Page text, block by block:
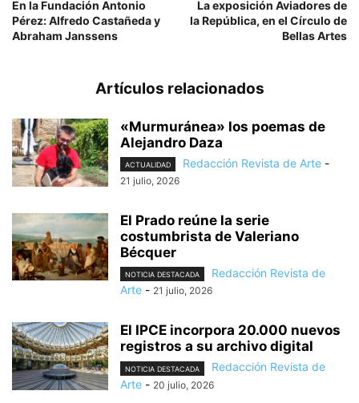
En la Fundación Antonio
Pérez: Alfredo Castañeda y
Abraham Janssens
La exposición Aviadores de
la República, en el Círculo de
Bellas Artes
Artículos relacionados
«Murmuránea» los poemas de
Alejandro Daza
ACTUALIDAD Redacción Revista de Arte -
21 julio, 2026
El Prado reúne la serie
costumbrista de Valeriano
Bécquer
NOTICIA DESTACADA
Redacción Revista de
Arte - 21 julio, 2026
El IPCE incorpora 20.000 nuevos
registros a su archivo digital
NOTICIA DESTACADA
Redacción Revista de
Arte - 20 julio, 2026